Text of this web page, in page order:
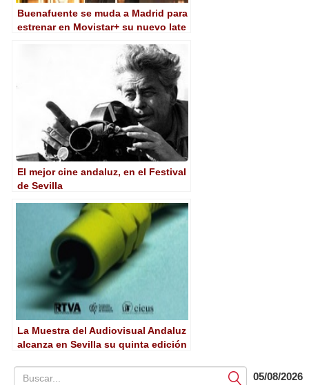
Buenafuente se muda a Madrid para
estrenar en Movistar+ su nuevo late
El mejor cine andaluz, en el Festival
de Sevilla
La Muestra del Audiovisual Andaluz
alcanza en Sevilla su quinta edición
Submit05/08/2026